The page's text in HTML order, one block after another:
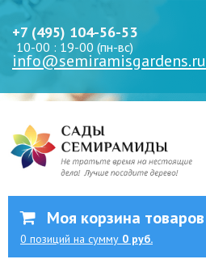
+7 (495) 104-56-53
10-00 : 19-00 (пн-вс)
info@semiramisgardens.ru
Моя корзина товаров
0 позиций на сумму 0 руб.